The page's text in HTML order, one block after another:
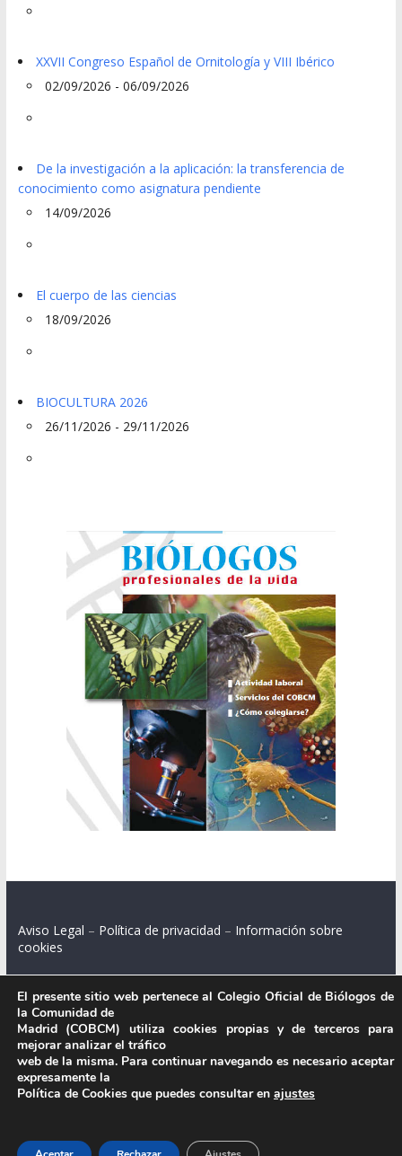
XXVII Congreso Español de Ornitología y VIII Ibérico
02/09/2026 - 06/09/2026
De la investigación a la aplicación: la transferencia de
conocimiento como asignatura pendiente
14/09/2026
El cuerpo de las ciencias
18/09/2026
BIOCULTURA 2026
26/11/2026 - 29/11/2026
Aviso Legal – Política de privacidad – Información sobre
cookies
Colegio Oficial de Biólogos de la Comunidad de Madrid.
C/ Santa Engracia 108, 2º int.izq. 28003 Madrid.
El presente sitio web pertenece al Colegio Oficial de Biólogos de
la Comunidad de
Madrid (COBCM) utiliza cookies propias y de terceros para
mejorar analizar el tráfico
web de la misma. Para continuar navegando es necesario aceptar
expresamente la
Política de Cookies que puedes consultar en ajustes